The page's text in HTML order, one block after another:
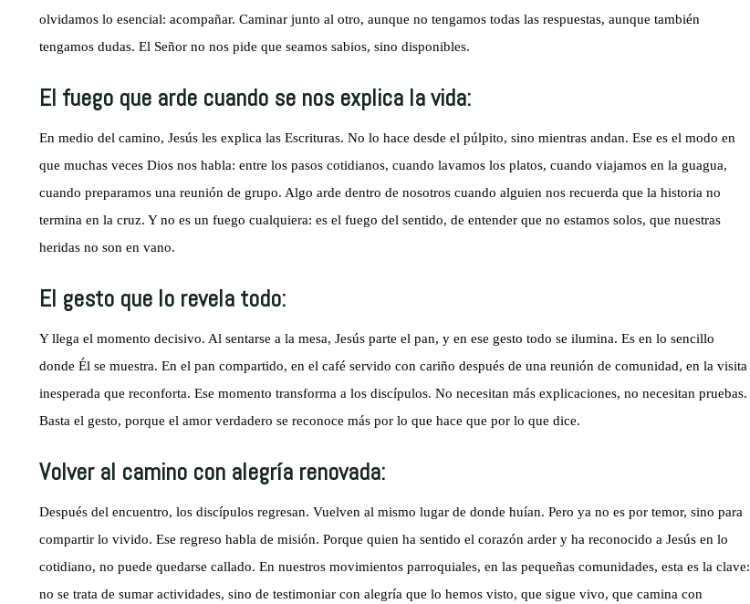
olvidamos lo esencial: acompañar. Caminar junto al otro, aunque no tengamos todas las respuestas, aunque también
tengamos dudas. El Señor no nos pide que seamos sabios, sino disponibles.
El fuego que arde cuando se nos explica la vida:
En medio del camino, Jesús les explica las Escrituras. No lo hace desde el púlpito, sino mientras andan. Ese es el modo en
que muchas veces Dios nos habla: entre los pasos cotidianos, cuando lavamos los platos, cuando viajamos en la guagua,
cuando preparamos una reunión de grupo. Algo arde dentro de nosotros cuando alguien nos recuerda que la historia no
termina en la cruz. Y no es un fuego cualquiera: es el fuego del sentido, de entender que no estamos solos, que nuestras
heridas no son en vano.
El gesto que lo revela todo:
Y llega el momento decisivo. Al sentarse a la mesa, Jesús parte el pan, y en ese gesto todo se ilumina. Es en lo sencillo
donde Él se muestra. En el pan compartido, en el café servido con cariño después de una reunión de comunidad, en la visita
inesperada que reconforta. Ese momento transforma a los discípulos. No necesitan más explicaciones, no necesitan pruebas.
Basta el gesto, porque el amor verdadero se reconoce más por lo que hace que por lo que dice.
Volver al camino con alegría renovada:
Después del encuentro, los discípulos regresan. Vuelven al mismo lugar de donde huían. Pero ya no es por temor, sino para
compartir lo vivido. Ese regreso habla de misión. Porque quien ha sentido el corazón arder y ha reconocido a Jesús en lo
cotidiano, no puede quedarse callado. En nuestros movimientos parroquiales, en las pequeñas comunidades, esta es la clave:
no se trata de sumar actividades, sino de testimoniar con alegría que lo hemos visto, que sigue vivo, que camina con